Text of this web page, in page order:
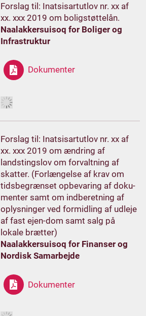
Forslag til: Inatsisartutlov nr. xx af
xx. xxx 2019 om boligstøttelån.
Naalakkersuisoq for Boliger og
Infrastruktur
Dokumenter
Forslag til: Inatsisartutlov nr. xx af
xx. xxx 2019 om ændring af
landstingslov om forvaltning af
skatter. (Forlængelse af krav om
tidsbegrænset opbevaring af doku-
menter samt om indberetning af
oplysninger ved formidling af udleje
af fast ejen-dom samt salg på
lokale brætter)
Naalakkersuisoq for Finanser og
Nordisk Samarbejde
Dokumenter